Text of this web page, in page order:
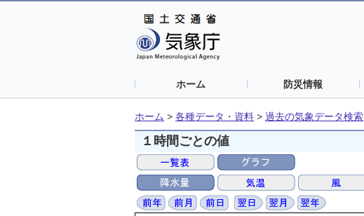
ホーム 防災情報
ホーム > 各種データ・資料 > 過去の気象データ検索
１時間ごとの値